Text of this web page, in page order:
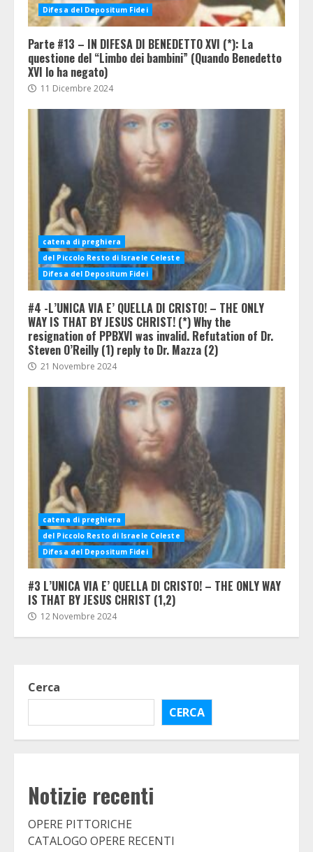
Difesa del Depositum Fidei
Parte #13 – IN DIFESA DI BENEDETTO XVI (*): La
questione del “Limbo dei bambini” (Quando Benedetto
XVI lo ha negato)
11 Dicembre 2024
catena di preghiera
del Piccolo Resto di Israele Celeste
Difesa del Depositum Fidei
#4 -L’UNICA VIA E’ QUELLA DI CRISTO! – THE ONLY
WAY IS THAT BY JESUS CHRIST! (*) Why the
resignation of PPBXVI was invalid. Refutation of Dr.
Steven O’Reilly (1) reply to Dr. Mazza (2)
21 Novembre 2024
catena di preghiera
del Piccolo Resto di Israele Celeste
Difesa del Depositum Fidei
#3 L’UNICA VIA E’ QUELLA DI CRISTO! – THE ONLY WAY
IS THAT BY JESUS CHRIST (1,2)
12 Novembre 2024
Cerca
CERCA
Notizie recenti
OPERE PITTORICHE
CATALOGO OPERE RECENTI